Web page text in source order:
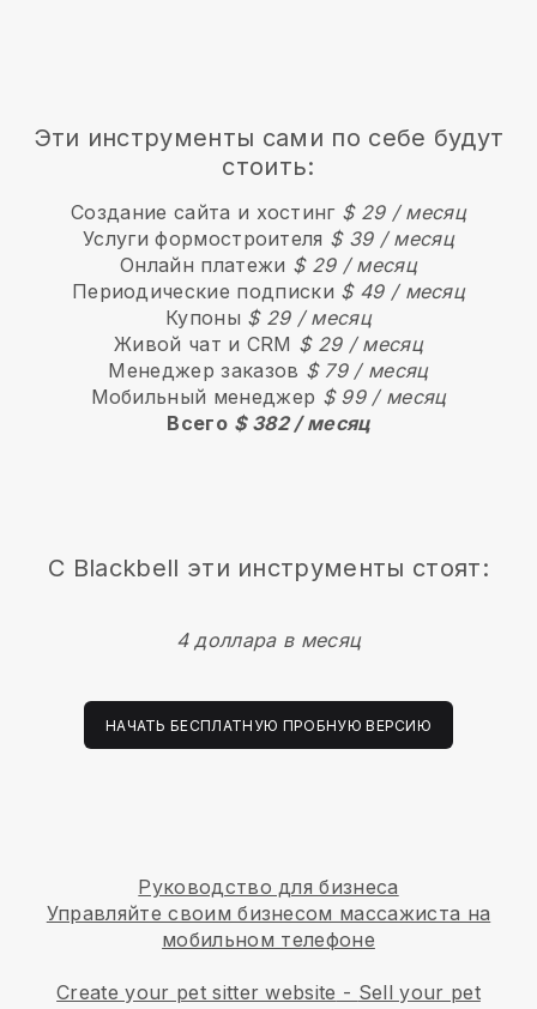
Эти инструменты сами по себе будут
стоить:
Создание сайта и хостинг $ 29 / месяц
Услуги формостроителя $ 39 / месяц
Онлайн платежи $ 29 / месяц
Периодические подписки $ 49 / месяц
Купоны $ 29 / месяц
Живой чат и CRM $ 29 / месяц
Менеджер заказов $ 79 / месяц
Мобильный менеджер $ 99 / месяц
Всего $ 382 / месяц
С Blackbell эти инструменты стоят:
4 доллара в месяц
НАЧАТЬ БЕСПЛАТНУЮ ПРОБНУЮ ВЕРСИЮ
Руководство для бизнеса
Управляйте своим бизнесом массажиста на
мобильном телефоне
Create your pet sitter website - Sell your pet